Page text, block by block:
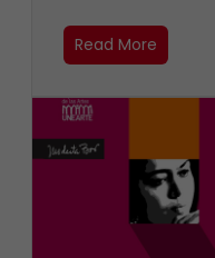
Read More